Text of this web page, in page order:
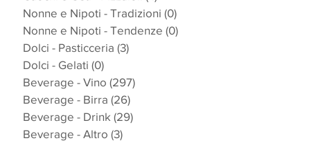
Nonne e Nipoti - Tradizioni (0)
Nonne e Nipoti - Tendenze (0)
Dolci - Pasticceria (3)
Dolci - Gelati (0)
Beverage - Vino (297)
Beverage - Birra (26)
Beverage - Drink (29)
Beverage - Altro (3)